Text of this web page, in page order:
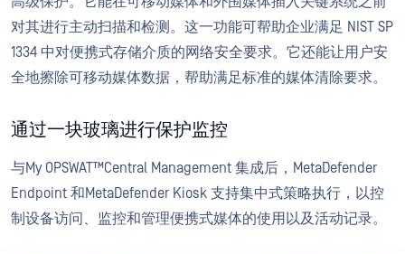
对其进行主动扫描和检测。这一功能可帮助企业满足 NIST SP
1334 中对便携式存储介质的网络安全要求。它还能让用户安
全地擦除可移动媒体数据，帮助满足标准的媒体清除要求。
通过一块玻璃进行保护监控
与My OPSWAT™Central Management 集成后，MetaDefender
Endpoint 和MetaDefender Kiosk 支持集中式策略执行，以控
制设备访问、监控和管理便携式媒体的使用以及活动记录。